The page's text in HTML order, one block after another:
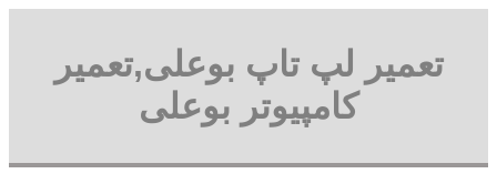
تعمیر لپ تاپ بوعلی,تعمیر
کامپیوتر بوعلی